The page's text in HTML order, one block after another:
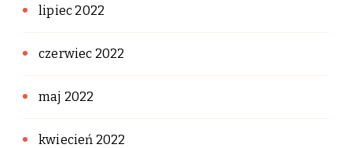
lipiec 2022
czerwiec 2022
maj 2022
kwiecień 2022